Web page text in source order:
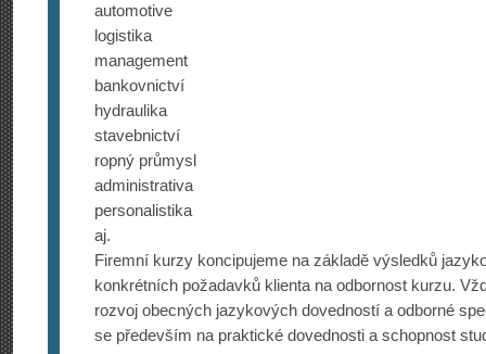
automotive
logistika
management
bankovnictví
hydraulika
stavebnictví
ropný průmysl
administrativa
personalistika
aj.
Firemní kurzy koncipujeme na základě výsledků
konkrétních požadavků klienta na odbornost kurzu.
rozvoj obecných jazykových dovedností a odborné
se především na praktické dovednosti a schopnost